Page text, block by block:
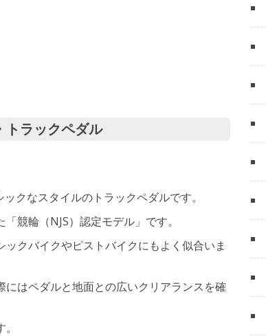
トラックペダル
クなスタイルのトラックペダルです。
競輪（NJS）認定モデル」です。
クバイクやピストバイクにもよく似合いま
はペダルと地面との広いクリアランスを確